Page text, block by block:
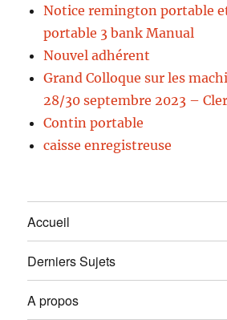
Notice remington portable
portable 3 bank Manual
Nouvel adhérent
Grand Colloque sur les
28/30 septembre 2023 –
Contin portable
caisse enregistreuse
Accueil
Derniers Sujets
A propos